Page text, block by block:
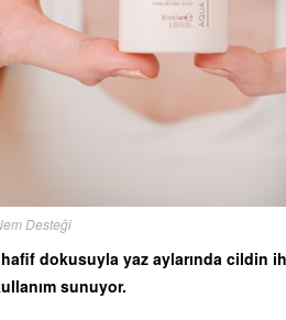
Desteği
dokusuyla yaz aylarında cildin
sunuyor.